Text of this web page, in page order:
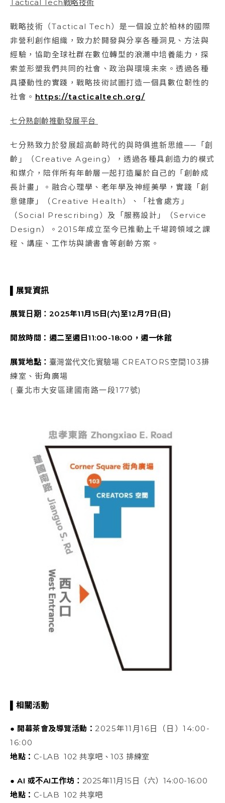
Tactical Tech戰略技術
戰略技術（Tactical Tech）是一個設立於柏林的國際
非營利創作組織，致力於開發與分享各種洞見、方法與
經驗，協助全球社群在數位轉型的浪潮中培養能力，探
索並形塑我們共同的社會、政治與環境未來。透過各種
具擾動性的實踐，戰略技術試圖打造一個具數位韌性的
社會。 https://tacticaltech.org/
七分熟創齡推動發展平台
七分熟致力於發展超高齡時代的與時俱進新思維──「創
齡」（Creative Ageing），透過各種具創造力的模式
和媒介，陪伴所有年齡層一起打造屬於自己的「創齡成
長計畫」。融合心理學、老年學及神經美學，實踐「創
意健康」（Creative Health）、「社會處方」
（Social Prescribing）及「服務設計」（Service
Design）。2015年成立至今已推動上千場跨領域之課
程、講座、工作坊與讀書會等創齡方案。
▌展覽資訊
展覽日期： 2025年11月15日(六)至12月7日(日)
開放時間：週二至週日11:00-18:00，週一休館
展覽地點： 臺灣當代文化實驗場 CREATORS空間103排
練室、街角廣場
( 臺北市大安區建國南路一段177號)
▌相關活動
● 開幕茶會及導覽活動： 2025年11月16日（日）14:00-
16:00
地點： C-LAB 102 共享吧、103 排練室
● AI 或不AI工作坊： 2025年11 月15 日（六） 14:00-16:00
地點： C-LAB 102 共享吧